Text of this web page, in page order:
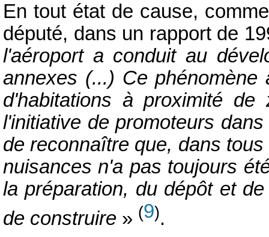
En tout état de cause,
député, dans un rapport de
l'aéroport a conduit au
annexes (...) Ce
d'habitations à proximité
l'initiative de promoteurs
de reconnaître que, dans
nuisances n'a pas toujours
la préparation, du dépôt et
de construire » (9).